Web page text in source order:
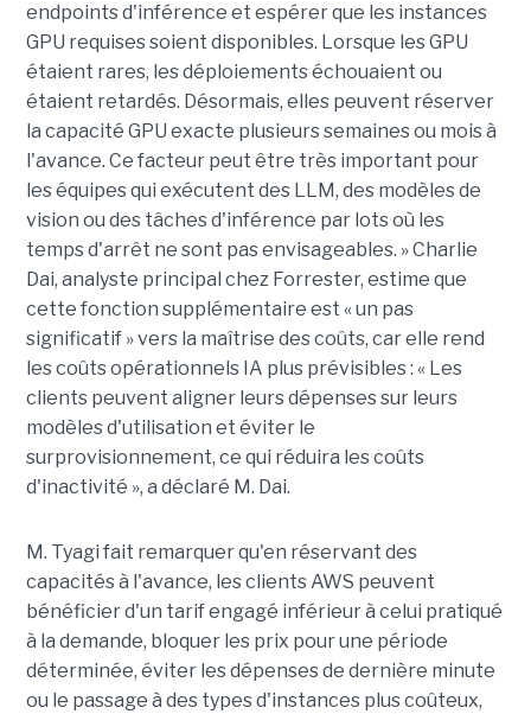
endpoints d'inférence et espérer que les instances
GPU requises soient disponibles. Lorsque les GPU
étaient rares, les déploiements échouaient ou
étaient retardés. Désormais, elles peuvent réserver
la capacité GPU exacte plusieurs semaines ou mois à
l'avance. Ce facteur peut être très important pour
les équipes qui exécutent des LLM, des modèles de
vision ou des tâches d'inférence par lots où les
temps d'arrêt ne sont pas envisageables. » Charlie
Dai, analyste principal chez Forrester, estime que
cette fonction supplémentaire est « un pas
significatif » vers la maîtrise des coûts, car elle rend
les coûts opérationnels IA plus prévisibles : « Les
clients peuvent aligner leurs dépenses sur leurs
modèles d'utilisation et éviter le
surprovisionnement, ce qui réduira les coûts
d'inactivité », a déclaré M. Dai.
M. Tyagi fait remarquer qu'en réservant des
capacités à l'avance, les clients AWS peuvent
bénéficier d'un tarif engagé inférieur à celui pratiqué
à la demande, bloquer les prix pour une période
déterminée, éviter les dépenses de dernière minute
ou le passage à des types d'instances plus coûteux,